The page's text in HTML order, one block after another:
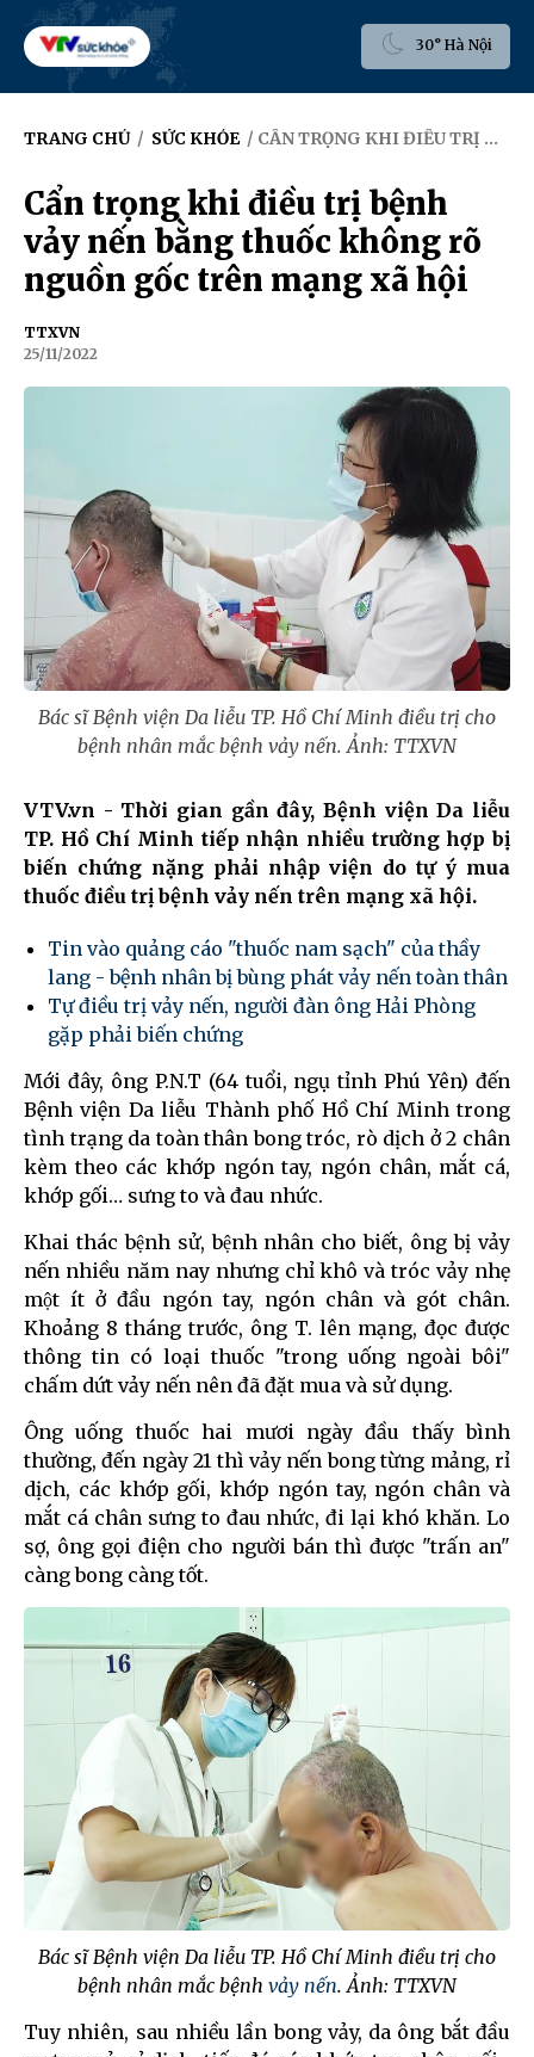
30° Hà Nội
TRANG CHỦ / SỨC KHỎE / CẨN TRỌNG KHI ĐIỀU TRỊ BỆNH VẢY NẾN BẰNG THUỐC KHÔNG RÕ NGUỒN GỐC TRÊN MẠNG XÃ HỘI
Cẩn trọng khi điều trị bệnh
vảy nến bằng thuốc không rõ
nguồn gốc trên mạng xã hội
TTXVN
25/11/2022
Bác sĩ Bệnh viện Da liễu TP. Hồ Chí Minh điều trị cho
bệnh nhân mắc bệnh vảy nến. Ảnh: TTXVN
VTV.vn - Thời gian gần đây, Bệnh viện Da liễu
TP. Hồ Chí Minh tiếp nhận nhiều trường hợp bị
biến chứng nặng phải nhập viện do tự ý mua
thuốc điều trị bệnh vảy nến trên mạng xã hội.
Tin vào quảng cáo "thuốc nam sạch" của thầy
lang - bệnh nhân bị bùng phát vảy nến toàn thân
Tự điều trị vảy nến, người đàn ông Hải Phòng
gặp phải biến chứng
Mới đây, ông P.N.T (64 tuổi, ngụ tỉnh Phú Yên) đến
Bệnh viện Da liễu Thành phố Hồ Chí Minh trong
tình trạng da toàn thân bong tróc, rò dịch ở 2 chân
kèm theo các khớp ngón tay, ngón chân, mắt cá,
khớp gối… sưng to và đau nhức.
Khai thác bệnh sử, bệnh nhân cho biết, ông bị vảy
nến nhiều năm nay nhưng chỉ khô và tróc vảy nhẹ
một ít ở đầu ngón tay, ngón chân và gót chân.
Khoảng 8 tháng trước, ông T. lên mạng, đọc được
thông tin có loại thuốc "trong uống ngoài bôi"
chấm dứt vảy nến nên đã đặt mua và sử dụng.
Ông uống thuốc hai mươi ngày đầu thấy bình
thường, đến ngày 21 thì vảy nến bong từng mảng, rỉ
dịch, các khớp gối, khớp ngón tay, ngón chân và
mắt cá chân sưng to đau nhức, đi lại khó khăn. Lo
sợ, ông gọi điện cho người bán thì được "trấn an"
càng bong càng tốt.
Bác sĩ Bệnh viện Da liễu TP. Hồ Chí Minh điều trị cho
bệnh nhân mắc bệnh vảy nến. Ảnh: TTXVN
Tuy nhiên, sau nhiều lần bong vảy, da ông bắt đầu